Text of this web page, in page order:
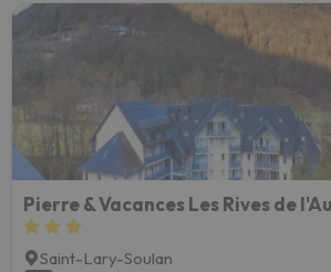
Saint-Lary-Soulan